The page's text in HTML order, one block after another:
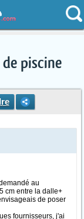
de piscine
au
cm entre la dalle+
de poser
fournisseurs, j'ai